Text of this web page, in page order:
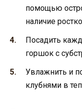
помощью
наличие
Посадить
горшок с
Увлажнить и
клубнями в